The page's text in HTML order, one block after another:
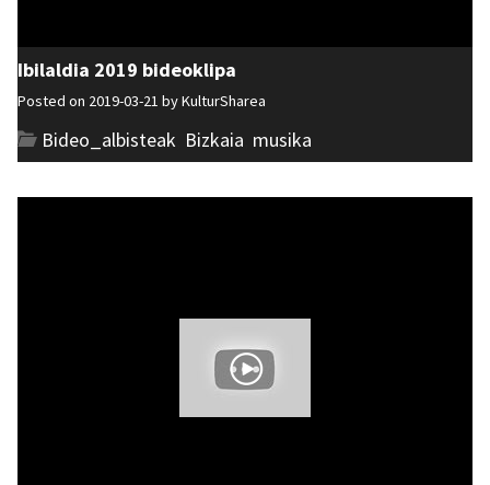
Ibilaldia 2019 bideoklipa
Posted on 2019-03-21 byKulturSharea
Bideo_albisteak Bizkaia musika